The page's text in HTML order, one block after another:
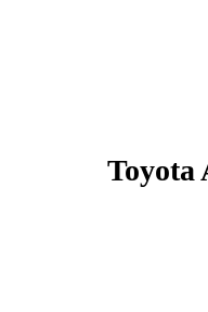
Toyota